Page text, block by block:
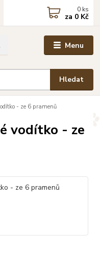
Menu
Hledat
0 ks
za 0 Kč
- ze 6 pramenů
vodítko - ze